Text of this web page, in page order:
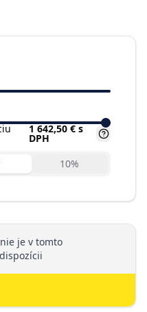
1 642,50 € s
DPH
10%
je v tomto